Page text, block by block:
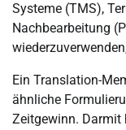
Systeme (TMS),
Nachbearbeitung
Ein Translation-
ähnliche
Zeitgewinn. Darmit